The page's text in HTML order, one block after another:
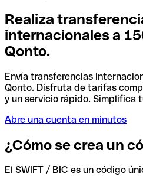
Realiza
internacionales a
Qonto.
Envía transferencias
Qonto. Disfruta de tarifas
y un servicio rápido. Simplifica
Abre una cuenta en minutos
¿Cómo se crea un
El SWIFT / BIC es un código